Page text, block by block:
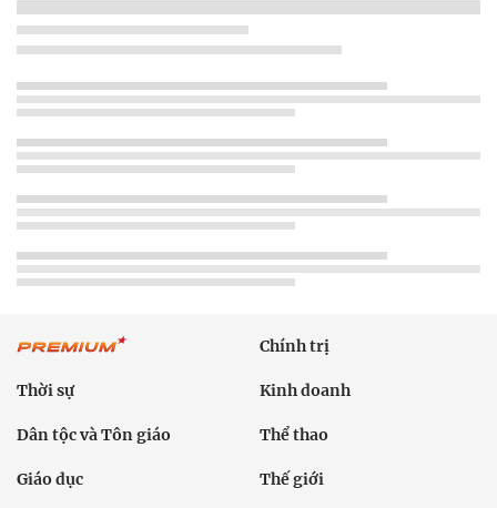
Chính trị
Thời sự Kinh doanh
Dân tộc và Tôn giáo Thể thao
Giáo dục Thế giới